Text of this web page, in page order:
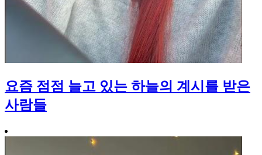
요즘 점점 늘고 있는 하늘의 계시를 받은
사람들